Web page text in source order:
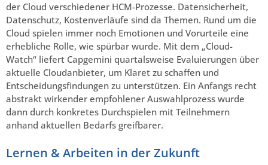
der Cloud verschiedener HCM-Prozesse. Datensicherheit,
Datenschutz, Kostenverläufe sind da Themen. Rund um die
Cloud spielen immer noch Emotionen und Vorurteile eine
erhebliche Rolle, wie spürbar wurde. Mit dem „Cloud-
Watch“ liefert Capgemini quartalsweise Evaluierungen über
aktuelle Cloudanbieter, um Klaret zu schaffen und
Entscheidungsfindungen zu unterstützen. Ein Anfangs recht
abstrakt wirkender empfohlener Auswahlprozess wurde
dann durch konkretes Durchspielen mit Teilnehmern
anhand aktuellen Bedarfs greifbarer.
Lernen & Arbeiten in der Zukunft